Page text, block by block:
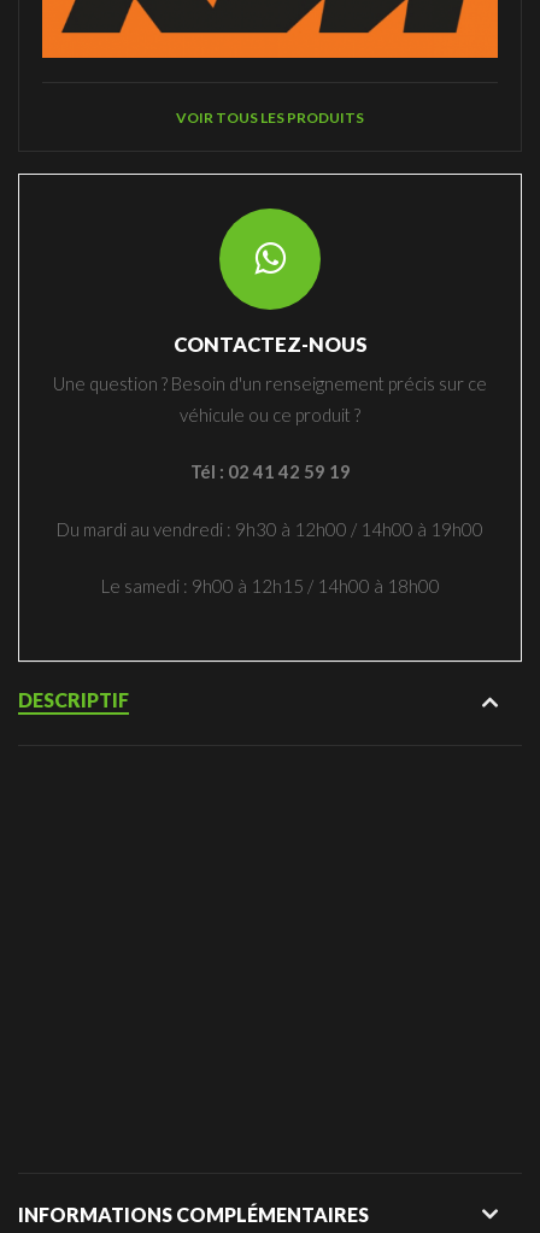
VOIR TOUS LES PRODUITS
CONTACTEZ-NOUS
Une question ? Besoin d'un renseignement précis sur ce
véhicule ou ce produit ?
Tél : 02 41 42 59 19
Du mardi au vendredi : 9h30 à 12h00 / 14h00 à 19h00
Le samedi : 9h00 à 12h15 / 14h00 à 18h00
DESCRIPTIF
INFORMATIONS COMPLÉMENTAIRES